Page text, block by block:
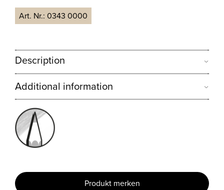
Art. Nr.:0343 0000
Description
Additional information
Produkt merken